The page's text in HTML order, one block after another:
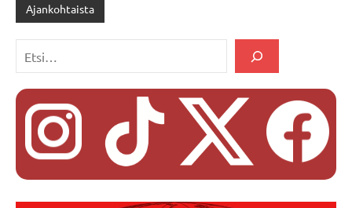
Ajankohtaista
Etsi